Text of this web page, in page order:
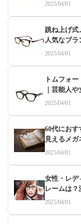
2025/04/01
跳ね上げ式
人気なブラ
2025/04/01
トムフォ
｜芸能人
2025/04/01
60代におす
見えるメガ
2025/04/01
女性・レデ
レームは？
2025/04/01